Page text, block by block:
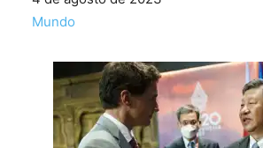
Respecto a
Mundo